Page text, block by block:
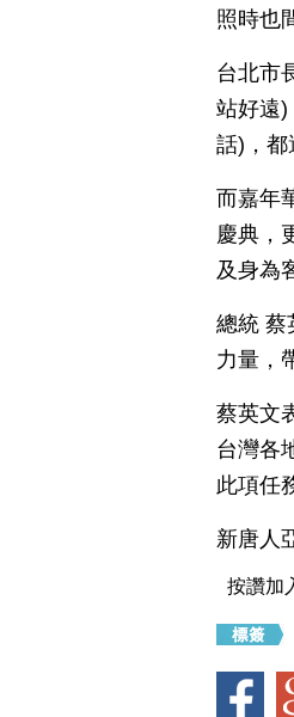
照時也
台北市
站好遠)
話)，都
而嘉年
慶典，
及身為
總統 蔡
力量，
蔡英文
台灣各
此項任
新唐人
按讚加